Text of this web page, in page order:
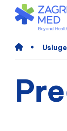
Usluge